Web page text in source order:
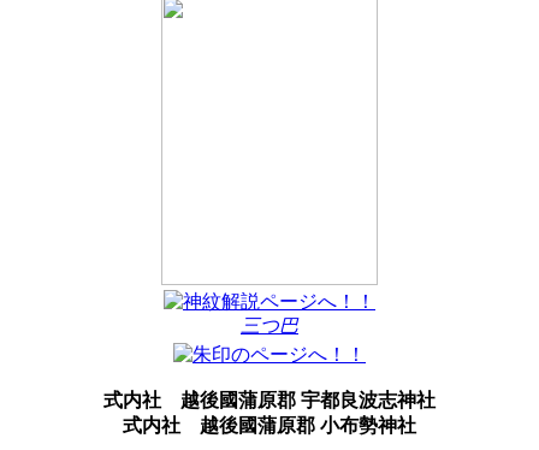
三つ巴
式内社
越後國蒲原郡 宇都良波志神社
式内社
越後國蒲原郡 小布勢神社